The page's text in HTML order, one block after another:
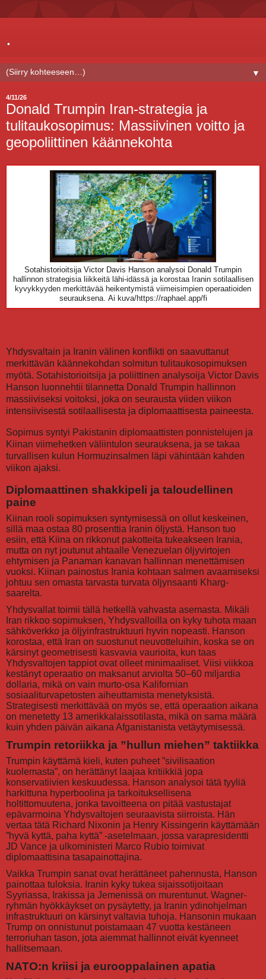
.
▼
4/11/26
Donald Trumpin Iran-strategia ja
tulitaukosopimus: Massiivinen voitto ja
geopoliittinen käännekohta
Sotahistorioitsija Victor Davis Hanson analysoi Donald Trumpin
hallinnon strategisia liikkeitä lähi-idässä ja korostaa Iranin sotilaallisen
kyvykkyyden merkittävää heikentymistä viimeisimpien operaatioiden
seurauksena. Ai kuva/https://raphael.app/fi
Yhdysvaltain ja Iranin välinen konflikti on saavuttanut
merkittävän käännekohdan solmitun tulitaukosopimuksen
myötä. Sotahistorioitsija ja poliittinen analysoija Victor Davis
Hanson luonnehtii tilannetta Donald Trumpin hallinnon
massiiviseksi voitoksi, joka on seurausta viiden viikon
intensiivisestä sotilaallisesta ja diplomaattisesta paineesta.
Sopimus syntyi Pakistanin diplomaattisten ponnistelujen ja
Kiinan viimehetken väliintulon seurauksena, ja se takaa
turvallisen kulun Hormuzinsalmen läpi vähintään kahden
viikon ajaksi.
Diplomaattinen shakkipeli ja taloudellinen
paine
Kiinan rooli sopimuksen syntymisessä on ollut keskeinen,
sillä maa ostaa 80 prosenttia Iranin öljystä. Hanson tuo
esiin, että Kiina on rikkonut pakotteita tukeakseen Irania,
mutta on nyt joutunut ahtaalle Venezuelan öljyvirtojen
ehtymisen ja Panaman kanavan hallinnan menettämisen
vuoksi. Kiinan painostus Irania kohtaan salmen avaamiseksi
johtuu sen omasta tarvasta turvata öljynsaanti Kharg-
saarelta.
Yhdysvallat toimii tällä hetkellä vahvasta asemasta. Mikäli
Iran rikkoo sopimuksen, Yhdysvalloilla on kyky tuhota maan
sähköverkko ja öljyinfrastruktuuri hyvin nopeasti. Hanson
korostaa, että Iran on suostunut neuvotteluihin, koska se on
kärsinyt geometrisesti kasvavia vaurioita, kun taas
Yhdysvaltojen tappiot ovat olleet minimaaliset. Viisi viikkoa
kestänyt operaatio on maksanut arviolta 50–60 miljardia
dollaria, mikä on vain murto-osa Kalifornian
sosiaaliturvapetosten aiheuttamista menetyksistä.
Strategisesti merkittävää on myös se, että operaation aikana
on menetetty 13 amerikkalaissotilasta, mikä on sama määrä
kuin yhden päivän aikana Afganistanista vetäytymisessä.
Trumpin retoriikka ja ”hullun miehen” taktiikka
Trumpin käyttämä kieli, kuten puheet ”sivilisaation
kuolemasta”, on herättänyt laajaa kritiikkiä jopa
konservatiivien keskuudessa. Hanson analysoi tätä tyyliä
harkittuna hyperboolina ja tarkoituksellisena
holtittomuutena, jonka tavoitteena on pitää vastustajat
epävarmoina Yhdysvaltojen seuraavista siirroista. Hän
vertaa tätä Richard Nixonin ja Henry Kissingerin käyttämään
”hyvä kyttä, paha kyttä” -asetelmaan, jossa varapresidentti
JD Vance ja ulkoministeri Marco Rubio toimivat
diplomaattisina tasapainottajina.
Vaikka Trumpin sanat ovat herättäneet pahennusta, Hanson
painottaa tuloksia. Iranin kyky tukea sijaissotijoitaan
Syyriassa, Irakissa ja Jemenissä on murentunut. Wagner-
ryhmän hyökkäykset on pysäytetty, ja Iranin ydinohjelman
infrastruktuuri on kärsinyt valtavia tuhoja. Hansonin mukaan
Trump on onnistunut poistamaan 47 vuotta kestäneen
terroriuhan tason, jota aiemmat hallinnot eivät kyenneet
hallitsemaan.
NATO:n kriisi ja eurooppalainen apatia